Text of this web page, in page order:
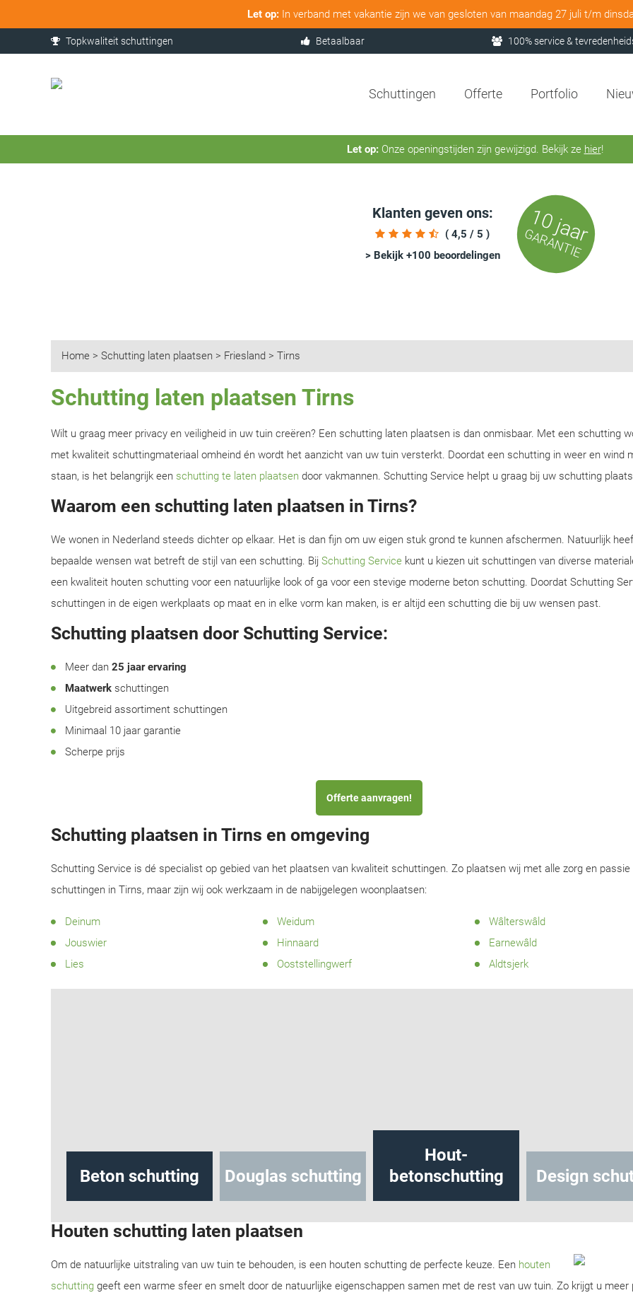
Let op:In verband met vakantie zijn we van gesloten van maandag 27 juli t/m
Topkwaliteit schuttingen Betaalbaar 100% service &
Schuttingen Offerte Portfolio
Let op:Onze openingstijden zijn gewijzigd. Bekijk ze hier!
Klanten geven ons:
( 4,5 / 5 )
> Bekijk +100 beoordelingen
10 jaar
GARANTIE
Home > Schutting laten plaatsen > Friesland > Tirns
Schutting laten plaatsen Tirns
Wilt u graag meer privacy en veiligheid in uw tuin creëren? Een schutting laten plaatsen is dan onmisbaar. Met een schutting
met kwaliteit schuttingmateriaal omheind én wordt het aanzicht van uw tuin versterkt. Doordat een schutting in weer en wind
staan, is het belangrijk een schutting te laten plaatsen door vakmannen. Schutting Service helpt u graag bij uw schutting
Waarom een schutting laten plaatsen in Tirns?
We wonen in Nederland steeds dichter op elkaar. Het is dan fijn om uw eigen stuk grond te kunnen afschermen. Natuurlijk
bepaalde wensen wat betreft de stijl van een schutting. Bij Schutting Service kunt u kiezen uit schuttingen van diverse
een kwaliteit houten schutting voor een natuurlijke look of ga voor een stevige moderne beton schutting. Doordat Schutting
schuttingen in de eigen werkplaats op maat en in elke vorm kan maken, is er altijd een schutting die bij uw wensen past.
Schutting plaatsen door Schutting Service:
Meer dan 25 jaar ervaring
Maatwerk schuttingen
Uitgebreid assortiment schuttingen
Minimaal 10 jaar garantie
Scherpe prijs
Offerte aanvragen!
Schutting plaatsen in Tirns en omgeving
Schutting Service is dé specialist op gebied van het plaatsen van kwaliteit schuttingen. Zo plaatsen wij met alle zorg en passie
schuttingen in Tirns, maar zijn wij ook werkzaam in de nabijgelegen woonplaatsen:
Deinum Weidum
Wâlterswâld
Jouswier
Hinnaard
Earnewâld
Lies
Ooststellingwerf Aldtsjerk
Beton schutting Douglas schutting
Hout-
betonschutting
Design
Houten schutting laten plaatsen
Om de natuurlijke uitstraling van uw tuin te behouden, is een houten schutting de perfecte keuze. Een houten
schutting geeft een warme sfeer en smelt door de natuurlijke eigenschappen samen met de rest van uw tuin. Zo krijgt u meer